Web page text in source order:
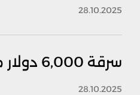
28.10.2025
سرقة 6,000 دولار من شخص عُثر عليه بجانب أحد المستشفيات! (صورة)
28.10.2025